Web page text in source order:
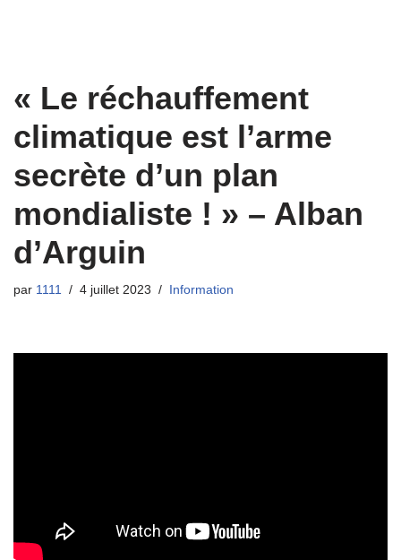
« Le réchauffement
climatique est l’arme
secrète d’un plan
mondialiste ! » – Alban
d’Arguin
par 1111 4 juillet 2023 Information